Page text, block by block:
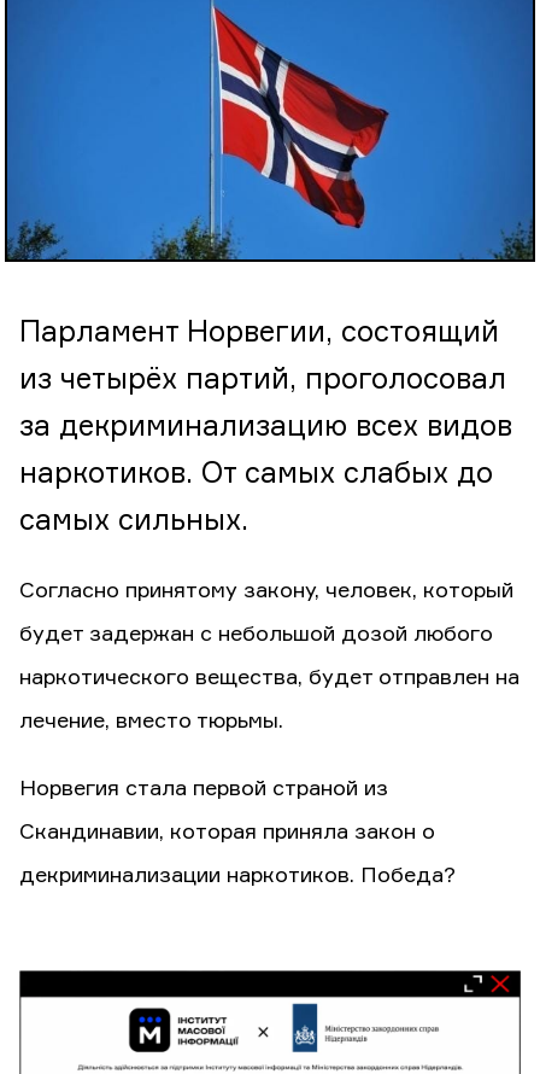
Парламент Норвегии, состоящий
из четырёх партий, проголосовал
за декриминализацию всех видов
наркотиков. От самых слабых до
самых сильных.
Согласно принятому закону, человек, который
будет задержан с небольшой дозой любого
наркотического вещества, будет отправлен на
лечение, вместо тюрьмы.
Норвегия стала первой страной из
Скандинавии, которая приняла закон о
декриминализации наркотиков. Победа?